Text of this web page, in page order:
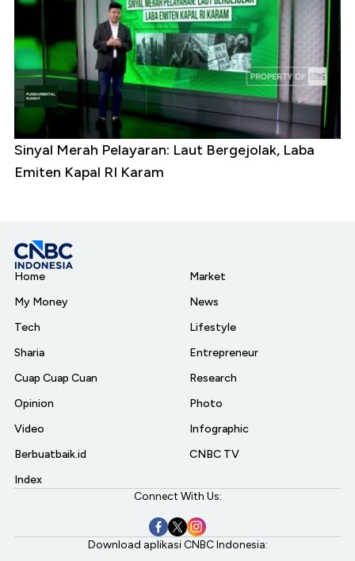
Sinyal Merah Pelayaran: Laut Bergejolak, Laba
Emiten Kapal RI Karam
Home
My Money
Tech
Sharia
Cuap Cuap Cuan
Opinion
Video
Berbuatbaik.id
Index
Market
News
Lifestyle
Entrepreneur
Research
Photo
Infographic
CNBC TV
Connect With Us:
Download aplikasi CNBC Indonesia: